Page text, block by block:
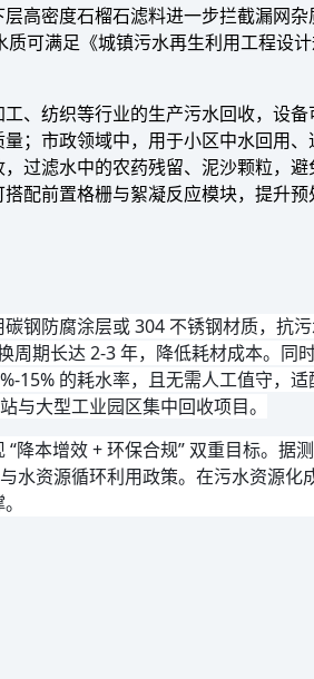
高密度石榴石滤料进一步拦截漏网
可满足《城镇污水再生利用工程设
、纺织等行业的生产污水回收，设
；市政领域中，用于小区中水回用
过滤水中的农药残留、泥沙颗粒，
配前置格栅与絮凝反应模块，提升预
钢防腐涂层或 304 不锈钢材质，抗
期长达 2-3 年，降低耗材成本。同
的耗水率，且无需人工值守，
大型工业园区集中回收项目。
本增效 + 环保合规” 双重目标。据
水资源循环利用政策。在污水资源